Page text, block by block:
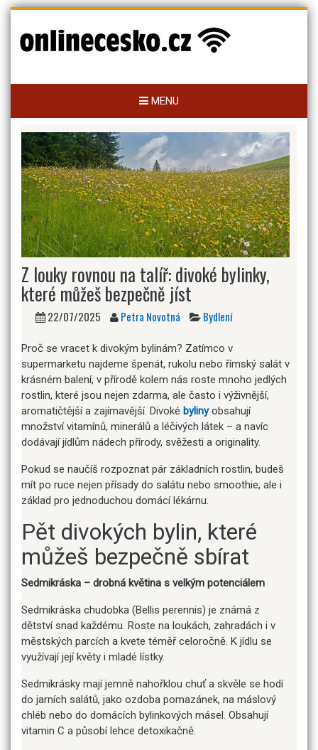
Skip
content
MENU
Z louky rovnou na talíř: divoké bylinky,
které můžeš bezpečně jíst
22/07/2025 Petra Novotná Bydlení
Proč se vracet k divokým bylinám? Zatímco v
supermarketu najdeme špenát, rukolu nebo římský salát v
krásném balení, v přírodě kolem nás roste mnoho jedlých
rostlin, které jsou nejen zdarma, ale často i výživnější,
aromatičtější a zajímavější. Divoké bylinyobsahují
množství vitamínů, minerálů a léčivých látek – a navíc
dodávají jídlům nádech přírody, svěžesti a originality.
Pokud se naučíš rozpoznat pár základních rostlin, budeš
mít po ruce nejen přísady do salátu nebo smoothie, ale i
základ pro jednoduchou domácí lékárnu.
Pět divokých bylin, které
můžeš bezpečně sbírat
Sedmikráska – drobná květina s velkým potenciálem
Sedmikráska chudobka (Bellis perennis) je známá z
dětství snad každému. Roste na loukách, zahradách i v
městských parcích a kvete téměř celoročně. K jídlu se
využívají její květy i mladé lístky.
Sedmikrásky mají jemně nahořklou chuť a skvěle se hodí
do jarních salátů, jako ozdoba pomazánek, na máslový
chléb nebo do domácích bylinkových másel. Obsahují
vitamin C a působí lehce detoxikačně.